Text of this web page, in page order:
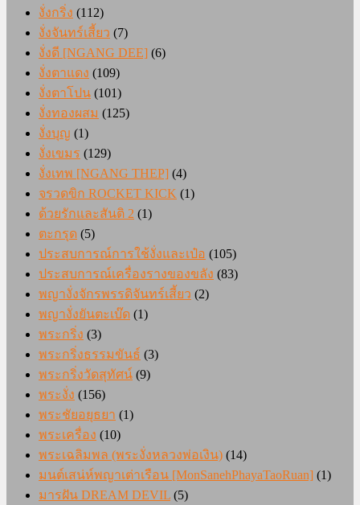
งั่งกริ่ง (112)
งั่งจันทร์เสี้ยว (7)
งั่งดี [NGANG DEE] (6)
งั่งตาแดง (109)
งั่งตาโปน (101)
งั่งทองผสม (125)
งั่งบุญ (1)
งั่งเขมร (129)
งั่งเทพ [NGANG THEP] (4)
จรวดขิก ROCKET KICK (1)
ด้วยรักและสันติ 2 (1)
ตะกรุด (5)
ประสบการณ์การใช้งั่งและเป๋อ (105)
ประสบการณ์เครื่องรางของขลัง (83)
พญางั่งจักรพรรดิจันทร์เสี้ยว (2)
พญางั่งยันตะเบ๊ด (1)
พระกริ่ง (3)
พระกริ่งธรรมขันธ์ (3)
พระกริ่งวัดสุทัศน์ (9)
พระงั่ง (156)
พระชัยอยุธยา (1)
พระเครื่อง (10)
พระเฉลิมพล (พระงั่งหลวงพ่อเงิน) (14)
มนต์เสน่ห์พญาเต่าเรือน [MonSanehPhayaTaoRuan] (1)
มารฝัน DREAM DEVIL (5)